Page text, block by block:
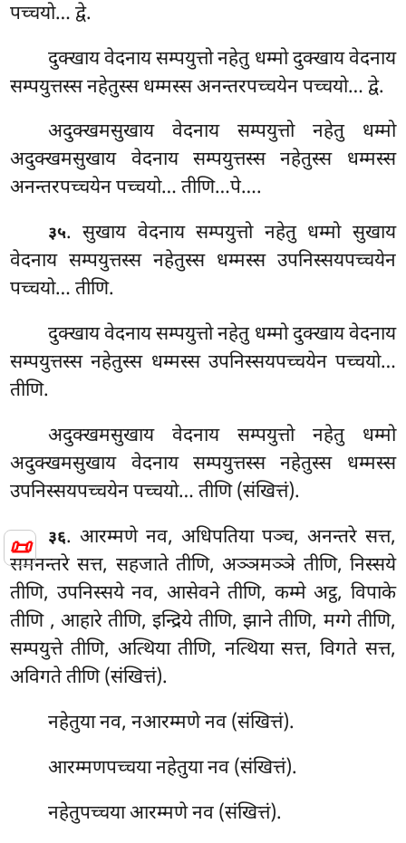
📜
पच्चयो… द्वे.
दुक्खाय वेदनाय सम्पयुत्तो नहेतु धम्मो दुक्खाय वेदनाय
सम्पयुत्तस्स नहेतुस्स धम्मस्स अनन्तरपच्चयेन पच्चयो… द्वे.
अदुक्खमसुखाय वेदनाय सम्पयुत्तो नहेतु धम्मो
अदुक्खमसुखाय वेदनाय सम्पयुत्तस्स नहेतुस्स धम्मस्स
अनन्तरपच्चयेन पच्चयो… तीणि…पे….
३५. सुखाय वेदनाय सम्पयुत्तो नहेतु धम्मो सुखाय
वेदनाय सम्पयुत्तस्स नहेतुस्स धम्मस्स उपनिस्सयपच्चयेन
पच्चयो… तीणि.
दुक्खाय वेदनाय सम्पयुत्तो नहेतु धम्मो दुक्खाय वेदनाय
सम्पयुत्तस्स नहेतुस्स धम्मस्स उपनिस्सयपच्चयेन पच्चयो…
तीणि.
अदुक्खमसुखाय वेदनाय सम्पयुत्तो नहेतु धम्मो
अदुक्खमसुखाय वेदनाय सम्पयुत्तस्स नहेतुस्स धम्मस्स
उपनिस्सयपच्चयेन पच्चयो… तीणि (संखित्तं).
३६. आरम्मणे नव, अधिपतिया पञ्च, अनन्तरे सत्त,
समनन्तरे सत्त, सहजाते तीणि, अञ्ञमञ्ञे तीणि, निस्सये
तीणि, उपनिस्सये नव, आसेवने तीणि, कम्मे अट्ठ, विपाके
तीणि , आहारे तीणि, इन्द्रिये तीणि, झाने तीणि, मग्गे तीणि,
सम्पयुत्ते तीणि, अत्थिया तीणि, नत्थिया सत्त, विगते सत्त,
अविगते तीणि (संखित्तं).
नहेतुया नव, नआरम्मणे नव (संखित्तं).
आरम्मणपच्चया नहेतुया नव (संखित्तं).
नहेतुपच्चया आरम्मणे नव (संखित्तं).